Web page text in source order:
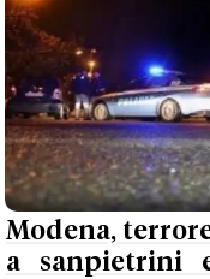
Modena,
a sanpietrini